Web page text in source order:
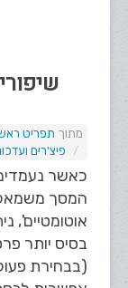
תפריט
פיצ'רים ועדכונים -
כאשר
המסך
אוטומטיים',
בסיס יותר
(בבחירת